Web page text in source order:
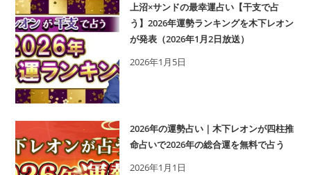
上沼×サンドの最幸運占い【干支で占
う】2026年運勢ランキングを木下レオン
が発表（2026年1月2日放送）
2026年1月5日
2026年の運勢占い｜木下レオンが四柱推
命占いで2026年の総合運を無料で占う
2026年1月1日